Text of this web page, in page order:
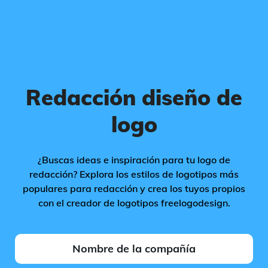
Redacción diseño de
logo
¿Buscas ideas e inspiración para tu logo de
redacción? Explora los estilos de logotipos más
populares para redacción y crea los tuyos propios
con el creador de logotipos freelogodesign.